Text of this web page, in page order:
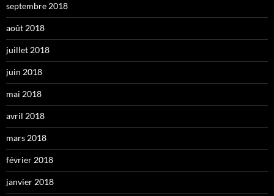
septembre 2018
août 2018
juillet 2018
juin 2018
mai 2018
avril 2018
mars 2018
février 2018
janvier 2018